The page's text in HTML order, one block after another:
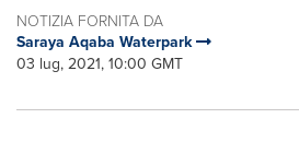
NOTIZIA FORNITA DA
Saraya Aqaba Waterpark
03 lug, 2021, 10:00 GMT